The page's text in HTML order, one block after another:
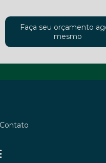
Faça seu orçamento
mesmo
Contato